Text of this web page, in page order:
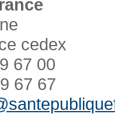
cedex
67 00
67 67